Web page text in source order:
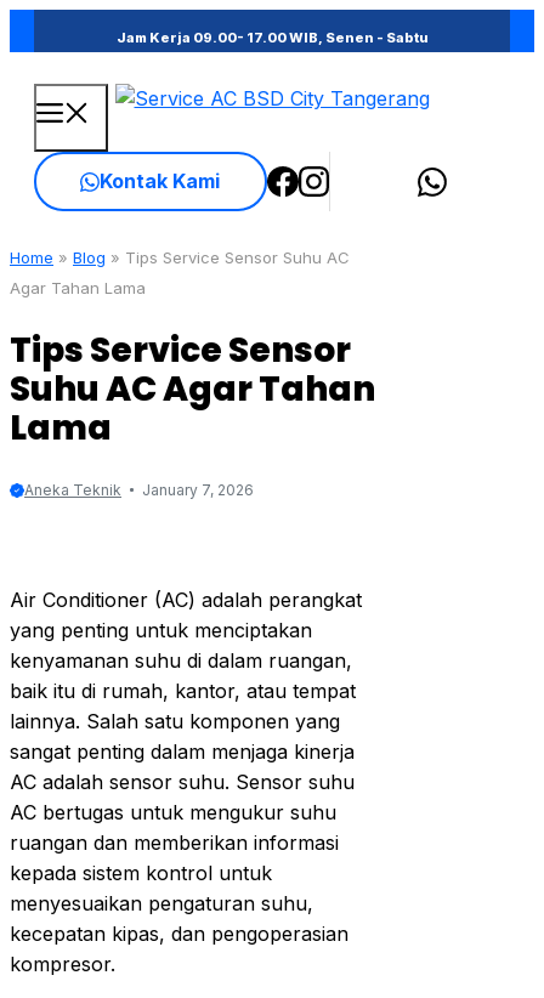
to
content
Jam Kerja 09.00- 17.00 WIB, Senen - Sabtu
Menu
Kontak Kami
Home » Blog » Tips Service Sensor Suhu AC
Agar Tahan Lama
Tips Service Sensor
Suhu AC Agar Tahan
Lama
Aneka Teknik January 7, 2026
Air Conditioner (AC) adalah perangkat
yang penting untuk menciptakan
kenyamanan suhu di dalam ruangan,
baik itu di rumah, kantor, atau tempat
lainnya. Salah satu komponen yang
sangat penting dalam menjaga kinerja
AC adalah sensor suhu. Sensor suhu
AC bertugas untuk mengukur suhu
ruangan dan memberikan informasi
kepada sistem kontrol untuk
menyesuaikan pengaturan suhu,
kecepatan kipas, dan pengoperasian
kompresor.